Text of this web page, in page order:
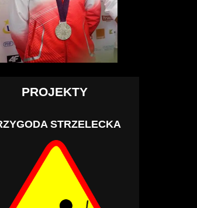
PROJEKTY
STRZELECKA